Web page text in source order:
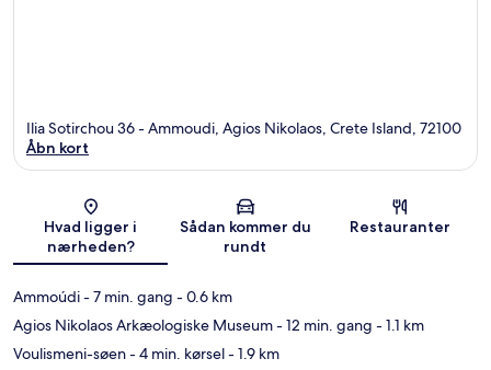
Kort
Ilia Sotirchou 36 - Ammoudi, Agios Nikolaos, Crete Island, 72100
Åbn kort
Hvad ligger i
nærheden?
Sådan kommer du
rundt
Restauranter
Ammoúdi- 7 min. gang - 0.6 km
Agios Nikolaos Arkæologiske Museum- 12 min. gang - 1.1 km
Voulismeni-søen- 4 min. kørsel- 1.9 km